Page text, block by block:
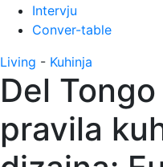
Intervju
Conver-table
Living - Kuhinja
Del
pravila